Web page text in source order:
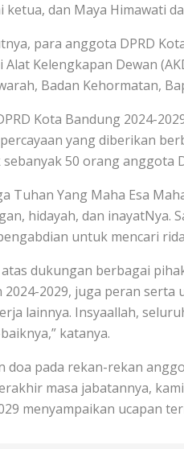
ketua, dan Maya Himawati
para anggota DPRD
Alat Kelengkapan Dewan
Badan Kehormatan,
Kota Bandung 2024-
yang diberikan
50 orang anggota
Tuhan Yang Maha Esa
hidayah, dan inayatNya.
untuk mencari
dukungan berbagai
2024-2029, juga peran
lainnya. Insyaallah,
katanya.
doa pada rekan-rekan
masa jabatannya,
menyampaikan ucapan